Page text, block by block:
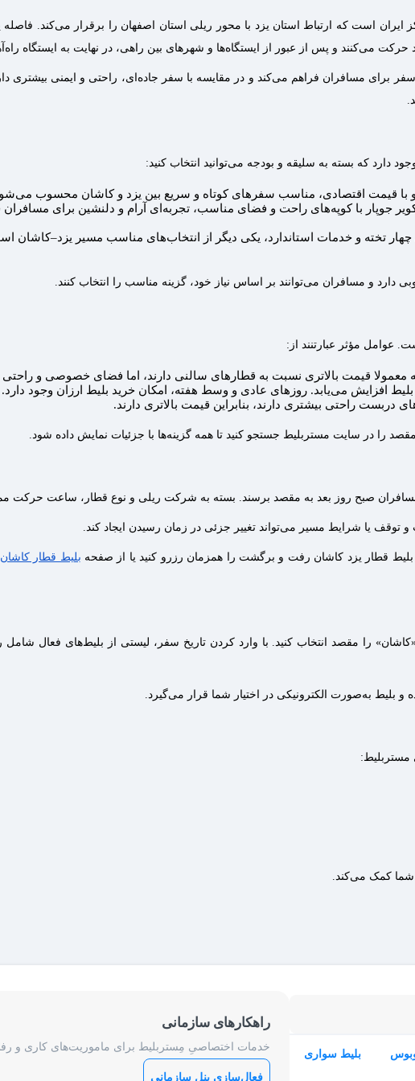
برای مسافران فراهم می‌کند و در مقایسه با سفر جاده‌ای، راحتی و ایمنی بیشتری
دارد که بسته به سلیقه و بودجه می‌توانید انتخاب کنید:
با قیمت اقتصادی، مناسب سفرهای کوتاه و سریع بین یزد و کاشان محسوب
جوپار با کوپه‌های راحت و فضای مناسب، تجربه‌ای آرام و دلنشین برای
چهار تخته و خدمات استاندارد، یکی دیگر از انتخاب‌های مناسب مسیر یزد–کاشان
و مسافران می‌توانند بر اساس نیاز خود، گزینه مناسب را انتخاب کنند.
عوامل مؤثر عبارتنند از:
قیمت بالاتری نسبت به قطارهای سالنی دارند، اما فضای خصوصی و راحتی
بلیط افزایش می‌یابد. روزهای عادی و وسط هفته، امکان خرید بلیط ارزان‌ وجود دارد.
دربست راحتی بیشتری دارند، بنابراین قیمت بالاتری دارند.
را در سایت مستربلیط جستجو کنید تا همه گزینه‌ها با جزئیات نمایش داده شود.
صبح روز بعد به مقصد برسند. بسته به شرکت ریلی و نوع قطار، ساعت حرکت
قطار یزد کاشان رفت و برگشت را همزمان رزرو کنید یا از صفحه بلیط قطار
را مقصد انتخاب کنید. با وارد کردن تاریخ سفر، لیستی از بلیط‌های فعال
و بلیط به‌صورت الکترونیکی در اختیار شما قرار می‌گیرد.
مستربلیط:
شما کمک می‌کند.
بلیط سواری
راهکارهای سازمانی
خدمات اختصاصیِ مِستربلیط برای ماموریت‌های کاری و
فعال‌سازی پنل سازمانی